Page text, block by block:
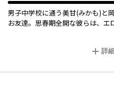
男子中学校に通う美甘(みかも)と
お友達。思春期全開な彼らは、エ
詳